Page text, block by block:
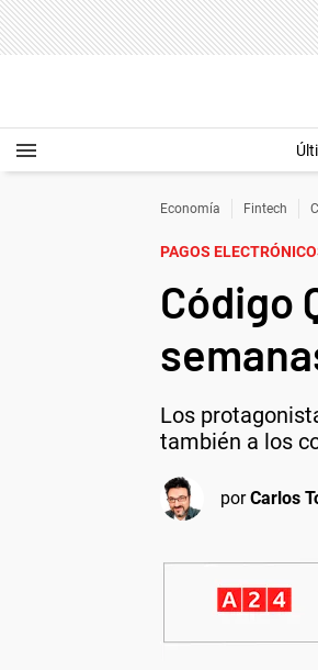
Economía Fintech
PAGOS
Código
Los
también a los
porCarlos